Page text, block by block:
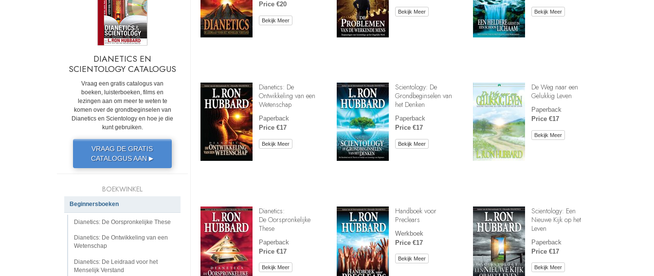
De Grondbeginselen van Organiseren
De Grondslagen van Public Relations
Price €20
Bekijk Meer
Bekijk Meer Bekijk Meer
Dianetics: De
Ontwikkeling van een
Wetenschap
Paperback
Price €17
Bekijk Meer
Scientology: De
Grondbeginselen van
het Denken
Paperback
Price €17
Bekijk Meer
De Weg naar een
Gelukkig Leven
Paperback
Price €17
Bekijk Meer
Dianetics:
De Oorspronkelijke
These
Paperback
Price €17
Bekijk Meer
Handboek voor
Preclears
Werkboek
Price €17
Bekijk Meer
Scientology: Een
Nieuwe Kijk op het
Leven
Paperback
Price €17
Bekijk Meer
DIANETICS EN
SCIENTOLOGY CATALOGUS
Vraag een gratis catalogus van
boeken, luisterboeken, films en
lezingen aan om meer te weten te
komen over de grondbeginselen van
Dianetics en Scientology en hoe je die
kunt gebruiken.
VRAAG DE GRATIS
CATALOGUS AAN▶
BOEKWINKEL
Beginnersboeken
Dianetics: De Oorspronkelijke These
Dianetics: De Ontwikkeling van een
Wetenschap
Dianetics: De Leidraad voor het
Menselijk Verstand